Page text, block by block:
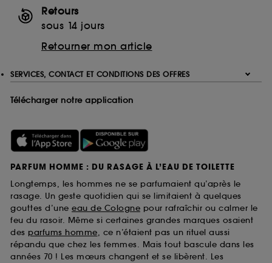
Retours
sous 14 jours
Retourner mon article
SERVICES, CONTACT ET CONDITIONS DES OFFRES
Télécharger notre application
PARFUM HOMME : DU RASAGE À L’EAU DE TOILETTE
Longtemps, les hommes ne se parfumaient qu’après le
rasage. Un geste quotidien qui se limitaient à quelques
gouttes d’une eau de Cologne pour rafraîchir ou calmer le
feu du rasoir. Même si certaines grandes marques osaient
des parfums homme, ce n’étaient pas un rituel aussi
répandu que chez les femmes. Mais tout bascule dans les
années 70 ! Les mœurs changent et se libèrent. Les